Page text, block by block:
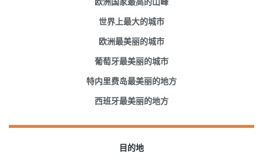
世界上最大的城市
欧洲最美丽的城市
葡萄牙最美丽的城市
特内里费岛最美丽的地方
西班牙最美丽的地方
目的地